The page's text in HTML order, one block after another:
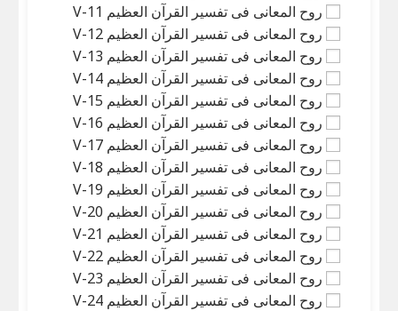
روح المعانی فی تفسیر القرآن العظیم V-11
روح المعانی فی تفسیر القرآن العظیم V-12
روح المعانی فی تفسیر القرآن العظیم V-13
روح المعانی فی تفسیر القرآن العظیم V-14
روح المعانی فی تفسیر القرآن العظیم V-15
روح المعانی فی تفسیر القرآن العظیم V-16
روح المعانی فی تفسیر القرآن العظیم V-17
روح المعانی فی تفسیر القرآن العظیم V-18
روح المعانی فی تفسیر القرآن العظیم V-19
روح المعانی فی تفسیر القرآن العظیم V-20
روح المعانی فی تفسیر القرآن العظیم V-21
روح المعانی فی تفسیر القرآن العظیم V-22
روح المعانی فی تفسیر القرآن العظیم V-23
روح المعانی فی تفسیر القرآن العظیم V-24